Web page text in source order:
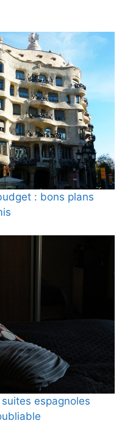
: bons plans
espagnoles